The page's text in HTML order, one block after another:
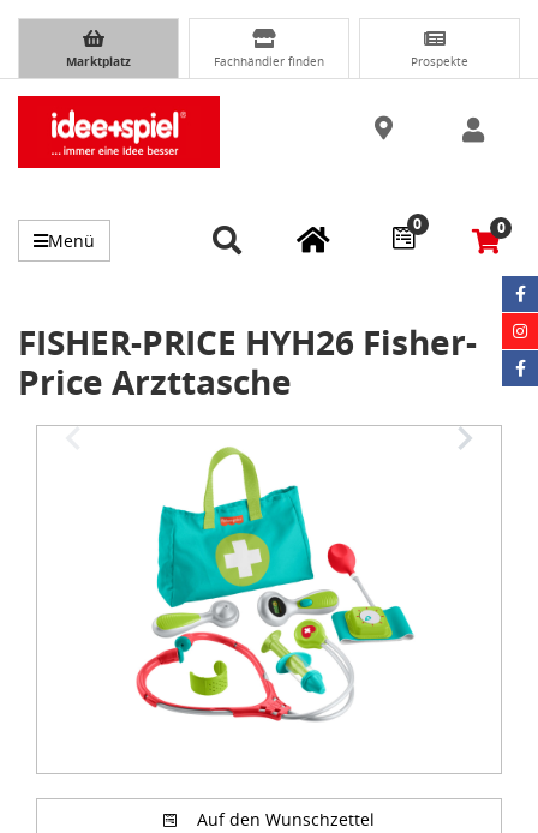
Marktplatz Fachhändler finden Prospekte
Menü
0 0
FISHER-PRICE HYH26 Fisher-
Price Arzttasche
Auf den Wunschzettel